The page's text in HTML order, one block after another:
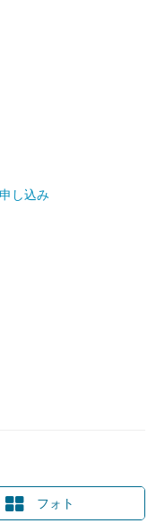
し込み
フォト